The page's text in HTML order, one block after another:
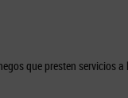
que presten servicios